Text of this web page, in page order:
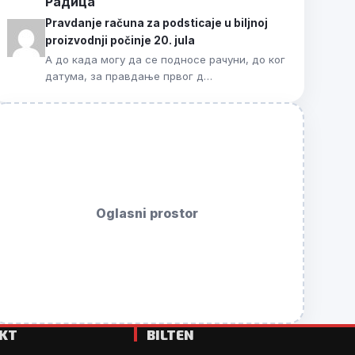
Pravdanje računa za podsticaje u biljnoj
proizvodnji počinje 20. jula
А до када могу да се подносе рачуни, до ког
датума, за правдање првог д…
Oglasni prostor
BILTEN